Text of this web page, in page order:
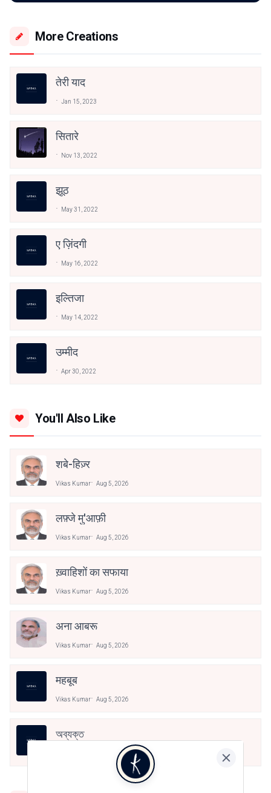
More Creations
तेरी याद
Jan 15, 2023
सितारे
Nov 13, 2022
झूठ
May 31, 2022
ए ज़िंदगी
May 16, 2022
इल्तिजा
May 14, 2022
उम्मीद
Apr 30, 2022
You'll Also Like
शबे-हिज़्र
Vikas Kumar Aug 5, 2026
लफ़्जे मु'आफ़ी
Vikas Kumar Aug 5, 2026
ख़्वाहिशों का सफाया
Vikas Kumar Aug 5, 2026
अना आबरू
Vikas Kumar Aug 5, 2026
महबूब
Vikas Kumar Aug 5, 2026
অব্যক্ত
Aug 5, 2026